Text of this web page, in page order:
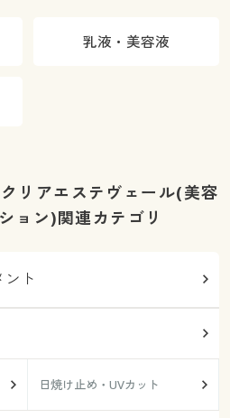
乳液・美容液
リアエステヴェール(美容
ョン)関連カテゴリ
ト
日焼け止め・UVカット